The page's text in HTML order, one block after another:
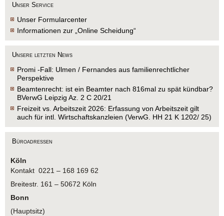
Unser Service
Unser Formularcenter
Informationen zur „Online Scheidung“
Unsere letzten News
Promi -Fall: Ulmen / Fernandes aus familienrechtlicher
Perspektive
Beamtenrecht: ist ein Beamter nach 816mal zu spät kündbar?
BVerwG Leipzig Az. 2 C 20/21
Freizeit vs. Arbeitszeit 2026: Erfassung von Arbeitszeit gilt
auch für intl. Wirtschaftskanzleien (VerwG. HH 21 K 1202/ 25)
Büroadressen
Köln
Kontakt 0221 – 168 169 62
Breitestr. 161 – 50672 Köln
Bonn
(Hauptsitz)